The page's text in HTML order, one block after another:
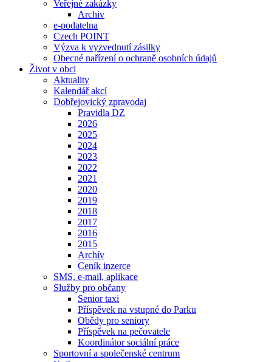
Veřejné zakázky
Archiv
e-podatelna
Czech POINT
Výzva k vyzvednutí zásilky
Obecné nařízení o ochraně osobních údajů
Život v obci
Aktuality
Kalendář akcí
Dobřejovický zpravodaj
Pravidla DZ
2026
2025
2024
2023
2022
2021
2020
2019
2018
2017
2016
2015
Archív
Ceník inzerce
SMS, e-mail, aplikace
Služby pro občany
Senior taxi
Příspěvek na vstupné do Parku
Obědy pro seniory
Příspěvek na pečovatele
Koordinátor sociální práce
Sportovní a společenské centrum